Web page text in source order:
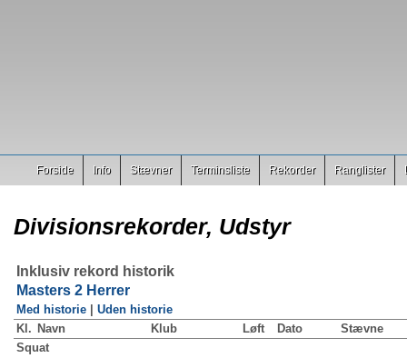
Forside Info Stævner Terminsliste Rekorder Ranglister
Divisionsrekorder, Udstyr
Inklusiv rekord historik
Masters 2 Herrer
Med historie
Uden historie
Kl. Navn Klub Løft Dato
Stævne
Squat